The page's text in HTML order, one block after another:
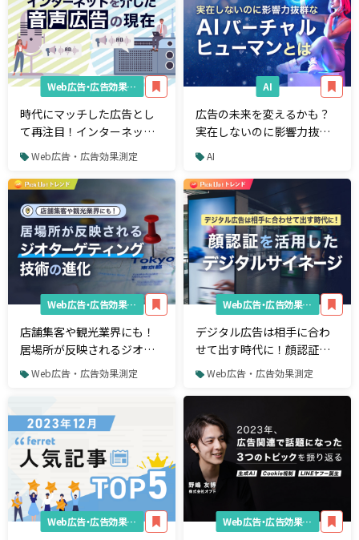
Web広告・広告効果測定
時代にマッチした広告とし
て再注目！インターネット
を介した音声広告の現在
Web広告・広告効果測定
AI
広告の未来を変えるかも？
実在しないのに影響力抜群
な“AIバーチャルヒューマ
AI
Web広告・広告効果測定
店舗集客や観光業界にも！
居場所が反映されるジオタ
ーゲティング技術の進化
Web広告・広告効果測定
Web広告・広告効果測定
デジタル広告は相手に合わ
せて出す時代に！顔認証を
活用したデジタルサイネー
Web広告・広告効果測定
Web広告・広告効果測定 Web広告・広告効果測定